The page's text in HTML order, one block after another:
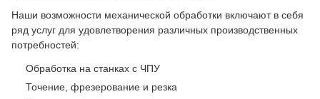
Наши возможности механической обработки включают в себя
ряд услуг для удовлетворения различных производственных
потребностей:
Обработка на станках с ЧПУ
Точение, фрезерование и резка